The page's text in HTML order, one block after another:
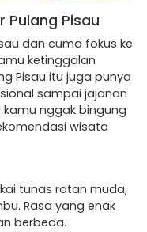
Pulang Pisau
dan cuma fokus ke
ketinggalan
Pisau itu juga punya
sampai jajanan
kamu nggak bingung
wisata
tunas rotan muda,
Rasa yang enak
berbeda.